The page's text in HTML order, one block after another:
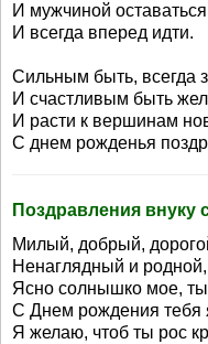
И мужчиной оставаться
И всегда вперед идти.
Сильным быть, всегда
И счастливым быть
И расти к вершинам
С днем рожденья
Поздравления внуку
Милый, добрый,
Ненаглядный и родной,
Ясно солнышко мое,
С Днем рождения тебя
Я желаю, чтоб ты рос